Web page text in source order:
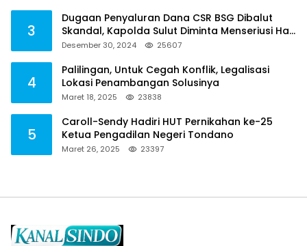
3
Dugaan Penyaluran Dana CSR BSG Dibalut
Skandal, Kapolda Sulut Diminta Menseriusi Hal
ini
Desember 30, 2024 25607
4
Palilingan, Untuk Cegah Konflik, Legalisasi
Lokasi Penambangan Solusinya
Maret 18, 2025 23838
5
Caroll-Sendy Hadiri HUT Pernikahan ke-25
Ketua Pengadilan Negeri Tondano
Maret 26, 2025 23397